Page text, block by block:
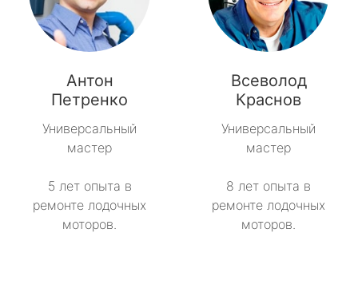
Антон
Петренко
Универсальный
мастер
5 лет опыта в
ремонте лодочных
моторов.
Всеволод
Краснов
Универсальный
мастер
8 лет опыта в
ремонте лодочных
моторов.